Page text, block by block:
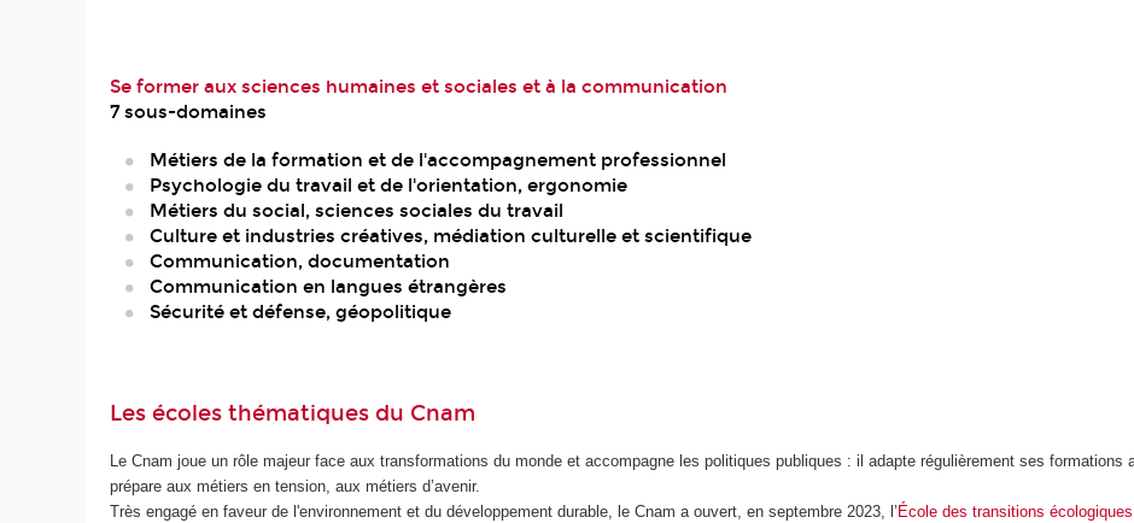
Se former aux sciences humaines et sociales et à la communication
7 sous-domaines
Métiers de la formation et de l'accompagnement professionnel
Psychologie du travail et de l'orientation, ergonomie
Métiers du social, sciences sociales du travail
Culture et industries créatives, médiation culturelle et scientifique
Communication, documentation
Communication en langues étrangères
Sécurité et défense, géopolitique
Les écoles thématiques du Cnam
Le Cnam joue un rôle majeur face aux transformations du monde et accompagne les politiques publiques : il adapte régulièrement ses
prépare aux métiers en tension, aux métiers d’avenir.
Très engagé en faveur de l'environnement et du développement durable, le Cnam a ouvert, en septembre 2023, l’ École des transitions écologiques